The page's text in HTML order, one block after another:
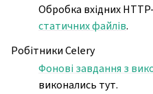
navigation of Настанови з
Обробка вхідних
статичних файлів.
Робітники Celery
Фонові завдання з
виконались тут.